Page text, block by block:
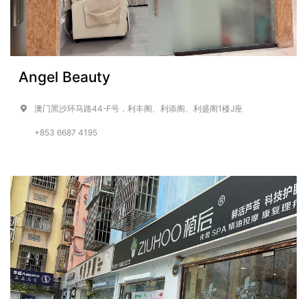
Angel Beauty
澳门黑沙环马路44-F号，利丰阁、利添阁、利盛阁1楼J座
+853 6687 4195